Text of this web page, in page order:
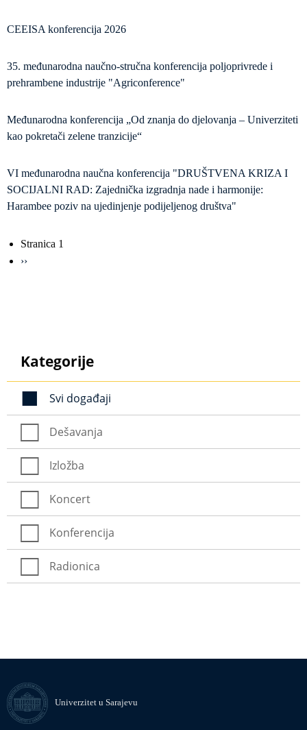
CEEISA konferencija 2026
35. međunarodna naučno-stručna konferencija poljoprivrede i
prehrambene industrije "Agriconference"
Međunarodna konferencija „Od znanja do djelovanja – Univerziteti
kao pokretači zelene tranzicije“
VI međunarodna naučna konferencija "DRUŠTVENA KRIZA I
SOCIJALNI RAD: Zajednička izgradnja nade i harmonije:
Harambee poziv na ujedinjenje podijeljenog društva"
Obilježavanje
strana
Stranica 1
Sljedeća
››
Kategorije
Svi događaji
Dešavanja
Izložba
Koncert
Konferencija
Radionica
Univerzitet u Sarajevu